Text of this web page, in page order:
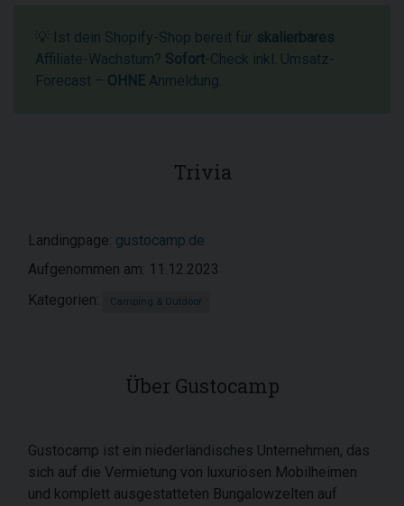
💡 Ist dein Shopify-Shop bereit für skalierbares
Affiliate-Wachstum? Sofort-Check inkl. Umsatz-
Forecast – OHNE Anmeldung.
Trivia
Landingpage: gustocamp.de
Aufgenommen am: 11.12.2023
Kategorien:
Camping & Outdoor
Über Gustocamp
Gustocamp ist ein niederländisches Unternehmen, das
sich auf die Vermietung von luxuriösen Mobilheimen
und komplett ausgestatteten Bungalowzelten auf